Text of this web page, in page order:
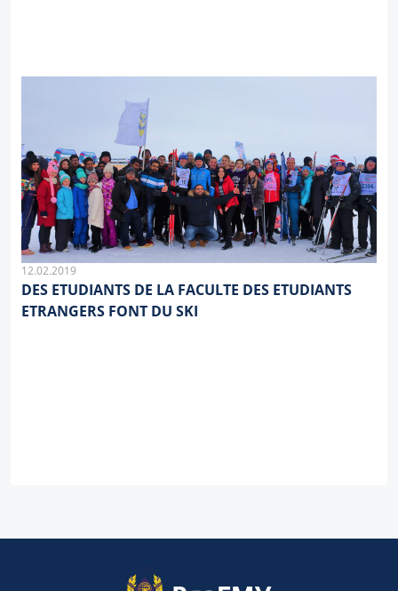
12.02.2019
DES ETUDIANTS DE LA FACULTE DES ETUDIANTS
ETRANGERS FONT DU SKI